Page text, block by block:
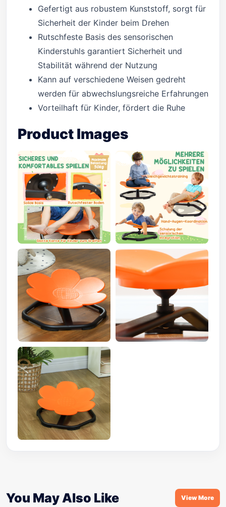
Gefertigt aus robustem Kunststoff, sorgt für
Sicherheit der Kinder beim Drehen
Rutschfeste Basis des sensorischen
Kinderstuhls garantiert Sicherheit und
Stabilität während der Nutzung
Kann auf verschiedene Weisen gedreht
werden für abwechslungsreiche Erfahrungen
Vorteilhaft für Kinder, fördert die Ruhe
Product Images
You May Also Like View More